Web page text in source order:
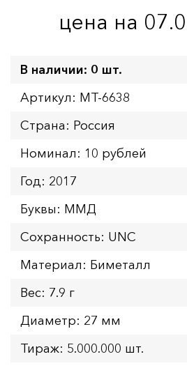
цена на
В наличии: 0 шт.
Артикул: MT-6638
Страна: Россия
Номинал: 10 рублей
Год: 2017
Буквы: ММД
Сохранность: UNC
Материал: Биметалл
Вес: 7.9 г
Диаметр: 27 мм
Тираж: 5.000.000 шт.